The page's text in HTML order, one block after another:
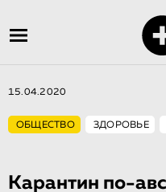
15.04.2020
ОБЩЕСТВО ЗДОРОВЬЕ
Карантин по-